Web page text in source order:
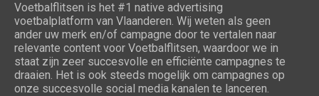
Voetbalflitsen is het #1 native advertising
voetbalplatform van Vlaanderen. Wij weten als geen
ander uw merk en/of campagne door te vertalen naar
relevante content voor Voetbalflitsen, waardoor we in
staat zijn zeer succesvolle en efficiënte campagnes te
draaien. Het is ook steeds mogelijk om campagnes op
onze succesvolle social media kanalen te lanceren.